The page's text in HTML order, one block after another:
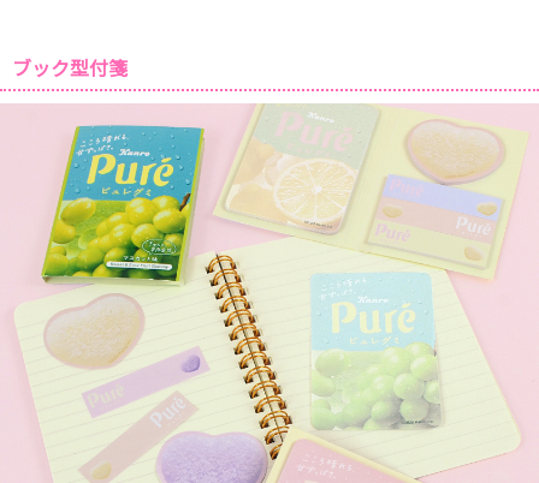
ブック型付箋